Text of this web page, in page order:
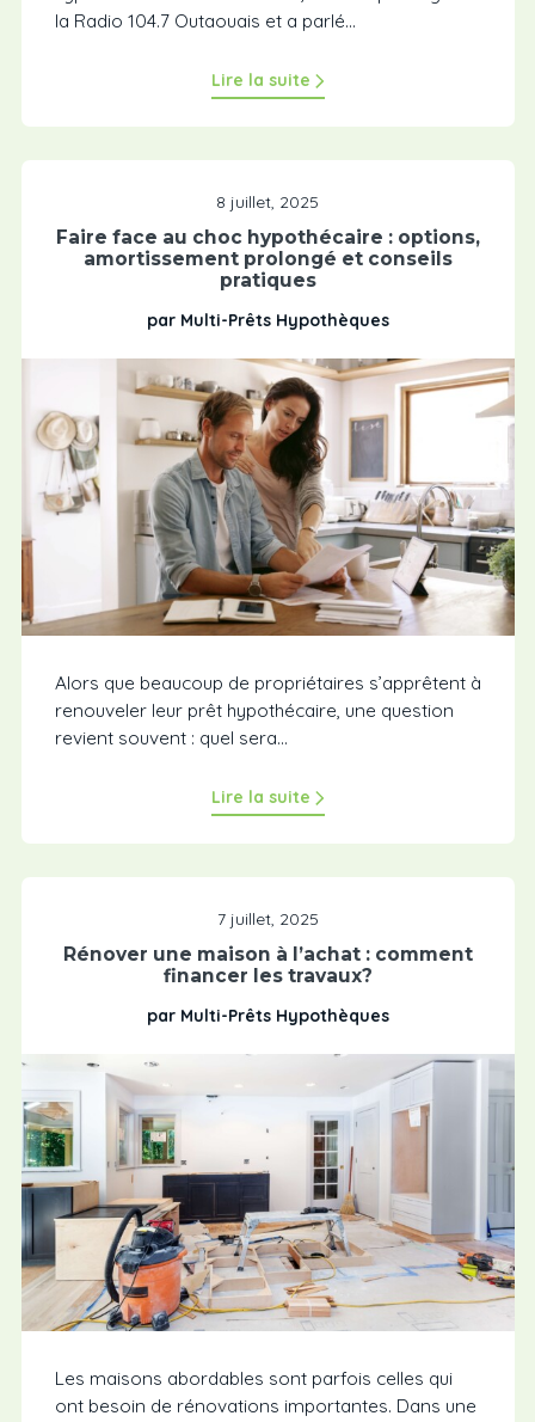
la Radio 104.7 Outaouais et a parlé...
Lire la suite
8 juillet, 2025
Faire face au choc hypothécaire : options,
amortissement prolongé et conseils
pratiques
par Multi-Prêts Hypothèques
Alors que beaucoup de propriétaires s’apprêtent à
renouveler leur prêt hypothécaire, une question
revient souvent : quel sera...
Lire la suite
7 juillet, 2025
Rénover une maison à l’achat : comment
financer les travaux?
par Multi-Prêts Hypothèques
Les maisons abordables sont parfois celles qui
ont besoin de rénovations importantes. Dans une